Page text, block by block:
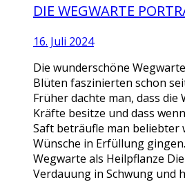
DIE WEGWARTE
16. Juli 2024
Die wunderschöne
Blüten faszinierten schon
Früher dachte man, dass die
Kräfte besitze und dass
Saft beträufle man beliebter
Wünsche in Erfüllung
Wegwarte als Heilpflanze
Verdauung in Schwung und